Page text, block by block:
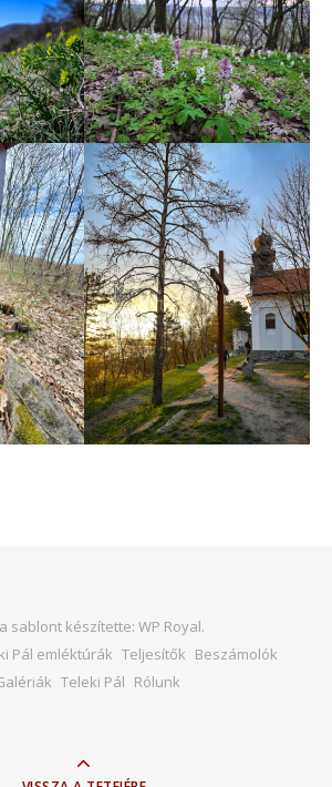
sablont készítette: WP Royal.
Pál emléktúrák Teljesítők Beszámolók
Teleki Pál Rólunk